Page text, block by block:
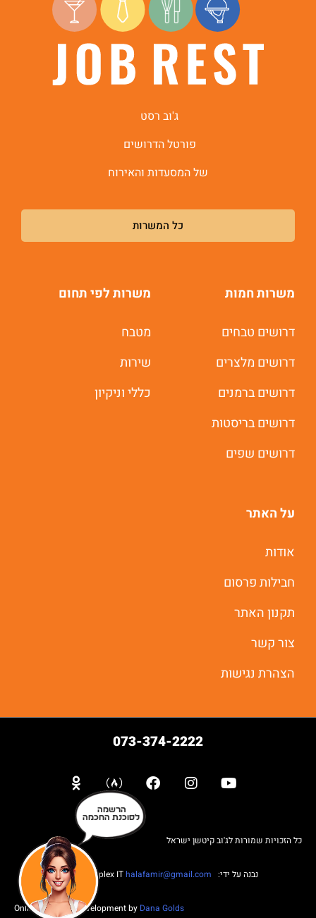
ג'וב רסט
פורטל הדרושים
של המסעדות והאירוח
כל המשרות
משרות חמות
דרושים טבחים
דרושים מלצרים
דרושים ברמנים
דרושים בריסטות
דרושים שפים
משרות לפי תחום
מטבח
שירות
כללי וניקיון
על האתר
אודות
חבילות פרסום
תקנון האתר
צור קשר
הצהרת נגישות
073-374-2222
כל הזכויות שמורות לג'וב קיטשן ישראל
נבנה על ידי: Web complex IT halafamir@gmail.com
Online Business Development by Dana Golds
הרשמה
לסוכנת החכמה